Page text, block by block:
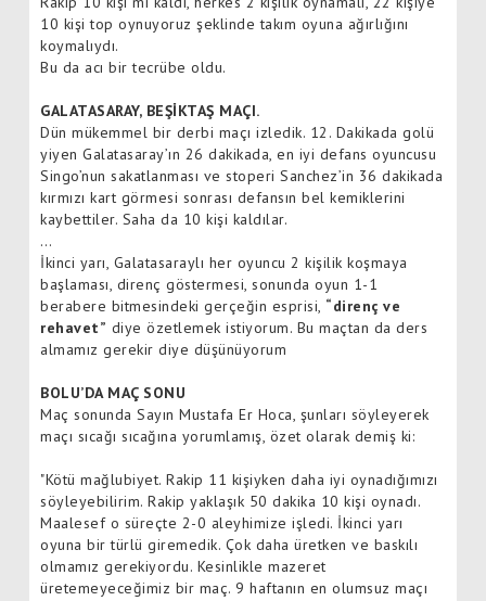
10 kişi top oynuyoruz şeklinde takım oyuna ağırlığını
koymalıydı.
Bu da acı bir tecrübe oldu.
GALATASARAY, BEŞİKTAŞ MAÇI.
Dün mükemmel bir derbi maçı izledik. 12. Dakikada golü
yiyen Galatasaray’ın 26 dakikada, en iyi defans oyuncusu
Singo’nun sakatlanması ve stoperi Sanchez’in 36 dakikada
kırmızı kart görmesi sonrası defansın bel kemiklerini
kaybettiler. Saha da 10 kişi kaldılar.
…
İkinci yarı, Galatasaraylı her oyuncu 2 kişilik koşmaya
başlaması, direnç göstermesi, sonunda oyun 1-1
berabere bitmesindeki gerçeğin esprisi, “direnç ve
rehavet” diye özetlemek istiyorum. Bu maçtan da ders
almamız gerekir diye düşünüyorum
BOLU’DA MAÇ SONU
Maç sonunda Sayın Mustafa Er Hoca, şunları söyleyerek
maçı sıcağı sıcağına yorumlamış, özet olarak demiş ki:
"Kötü mağlubiyet. Rakip 11 kişiyken daha iyi oynadığımızı
söyleyebilirim. Rakip yaklaşık 50 dakika 10 kişi oynadı.
Maalesef o süreçte 2-0 aleyhimize işledi. İkinci yarı
oyuna bir türlü giremedik. Çok daha üretken ve baskılı
olmamız gerekiyordu. Kesinlikle mazeret
üretemeyeceğimiz bir maç. 9 haftanın en olumsuz maçı